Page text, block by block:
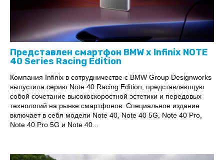
Представлен смартфон BMW x Infinix NOTE
40 Series Racing Edition
Компания Infinix в сотрудничестве с BMW Group Designworks
выпустила серию Note 40 Racing Edition, представляющую
собой сочетание высокоскоростной эстетики и передовых
технологий на рынке смартфонов. Специальное издание
включает в себя модели Note 40, Note 40 5G, Note 40 Pro,
Note 40 Pro 5G и Note 40...